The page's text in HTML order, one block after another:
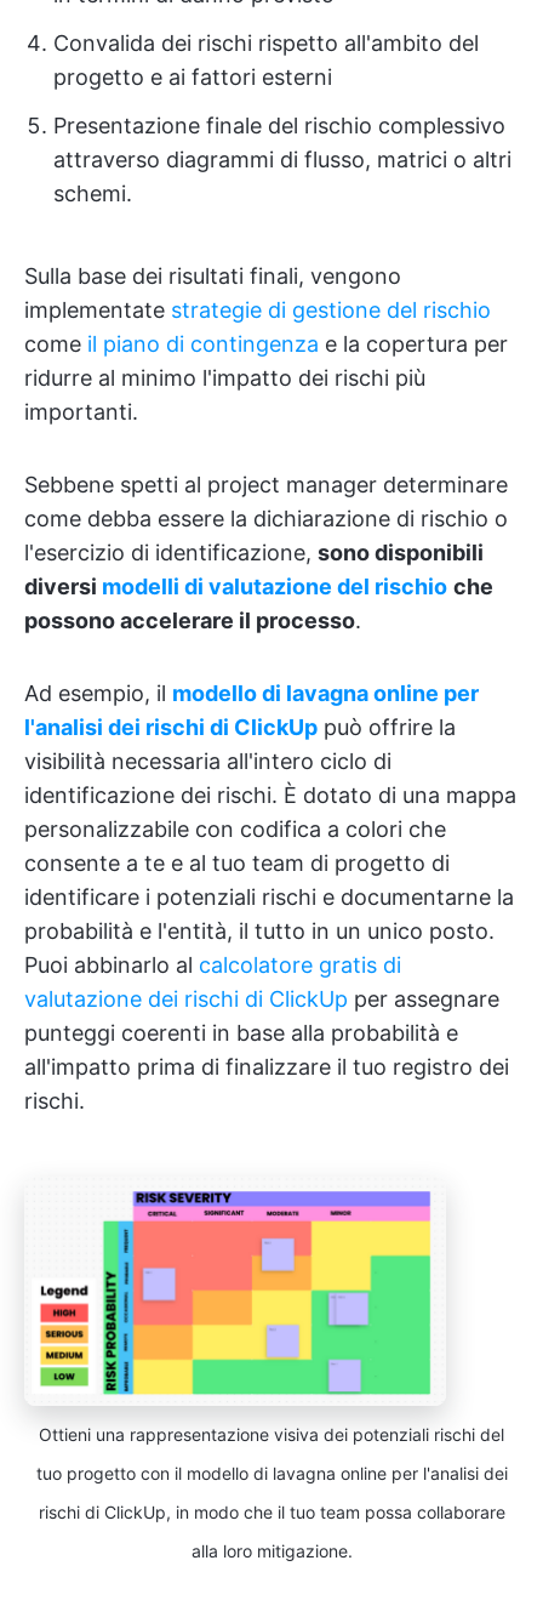
Convalida dei rischi rispetto all'ambito del
progetto e ai fattori esterni
Presentazione finale del rischio complessivo
attraverso diagrammi di flusso, matrici o altri
schemi.
Sulla base dei risultati finali, vengono
implementate strategie di gestione del rischio
come il piano di contingenza e la copertura per
ridurre al minimo l'impatto dei rischi più
importanti.
Sebbene spetti al project manager determinare
come debba essere la dichiarazione di rischio o
l'esercizio di identificazione, sono disponibili
diversi modelli di valutazione del rischio che
possono accelerare il processo.
Ad esempio, il modello di lavagna online per
l'analisi dei rischi di ClickUp può offrire la
visibilità necessaria all'intero ciclo di
identificazione dei rischi. È dotato di una mappa
personalizzabile con codifica a colori che
consente a te e al tuo team di progetto di
identificare i potenziali rischi e documentarne la
probabilità e l'entità, il tutto in un unico posto.
Puoi abbinarlo al calcolatore gratis di
valutazione dei rischi di ClickUp per assegnare
punteggi coerenti in base alla probabilità e
all'impatto prima di finalizzare il tuo registro dei
rischi.
Ottieni una rappresentazione visiva dei potenziali rischi del
tuo progetto con il modello di lavagna online per l'analisi dei
rischi di ClickUp, in modo che il tuo team possa collaborare
alla loro mitigazione.